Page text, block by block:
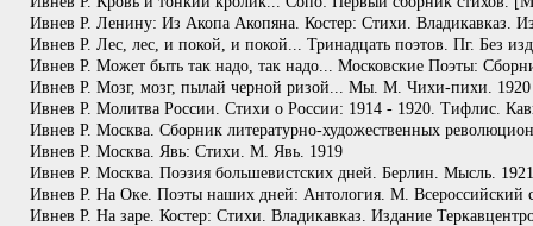
Ивнев Р. Ленину: Из Акопа Акопяна. Костер: Стихи. Владикавказ.
Ивнев Р. Лес, лес, и покой, и покой... Тринадцать поэтов. Пг. Без
Ивнев Р. Может быть так надо, так надо... Московские Поэты:
Ивнев Р. Мозг, мозг, пылай черной ризой... Мы. М. Чихи-пихи. 1920
Ивнев Р. Молитва России. Стихи о России: 1914 - 1920. Тифлис.
Ивнев Р. Москва. Сборник литературно-художественных
Ивнев Р. Москва. Явь: Стихи. М. Явь. 1919
Ивнев Р. Москва. Поэзия большевистских дней. Берлин. Мысль. 1921
Ивнев Р. На Оке. Поэты наших дней: Антология. М. Всероссийский
Ивнев Р. На заре. Костер: Стихи. Владикавказ. Издание